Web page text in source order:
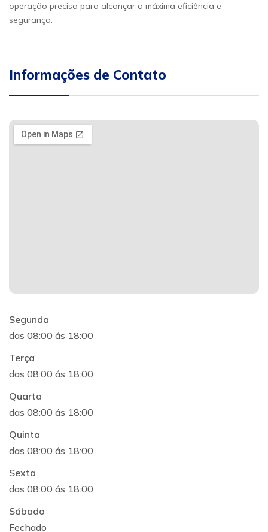
operação precisa para alcançar a máxima eficiência e
segurança.
Informações de Contato
Segunda
:
das 08:00 ás 18:00
Terça
:
das 08:00 ás 18:00
Quarta
:
das 08:00 ás 18:00
Quinta
:
das 08:00 ás 18:00
Sexta
:
das 08:00 ás 18:00
Sábado
:
Fechado